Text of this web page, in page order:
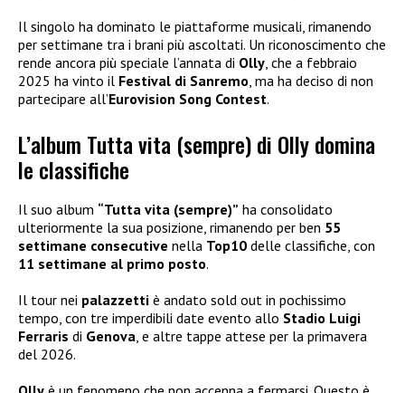
Il singolo ha dominato le piattaforme musicali, rimanendo
per settimane tra i brani più ascoltati. Un riconoscimento che
rende ancora più speciale l’annata di Olly , che a febbraio
2025 ha vinto il Festival di Sanremo , ma ha deciso di non
partecipare all’Eurovision Song Contest.
L’album Tutta vita (sempre) di Olly domina
le classifiche
Il suo album “Tutta vita (sempre)” ha consolidato
ulteriormente la sua posizione, rimanendo per ben 55
settimane consecutive nella Top10 delle classifiche, con
11 settimane al primo posto.
Il tour nei palazzetti è andato sold out in pochissimo
tempo, con tre imperdibili date evento allo Stadio Luigi
Ferraris di Genova, e altre tappe attese per la primavera
del 2026.